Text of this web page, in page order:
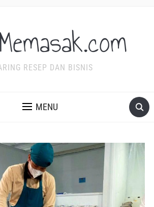
RESEP DAN BISNIS
MENU